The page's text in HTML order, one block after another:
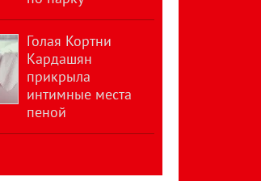
Голая Кортни
Кардашян
прикрыла
интимные места
пеной